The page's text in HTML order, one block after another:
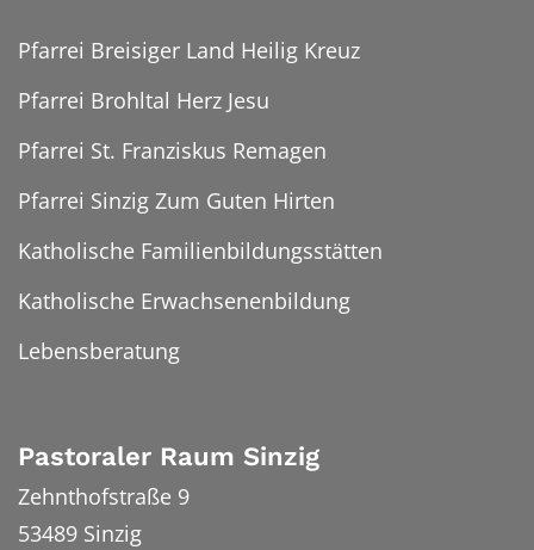
Pfarrei Breisiger Land Heilig Kreuz
Pfarrei Brohltal Herz Jesu
Pfarrei St. Franziskus Remagen
Pfarrei Sinzig Zum Guten Hirten
Katholische Familienbildungsstätten
Katholische Erwachsenenbildung
Lebensberatung
Pastoraler Raum Sinzig
Zehnthofstraße 9
53489 Sinzig